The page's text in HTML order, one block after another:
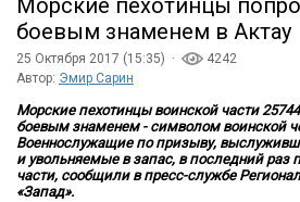
Морские пехотинцы
боевым знаменем в Актау
25 Октября 2017 (15:35) ·
4242
Автор: Эмир Сарин
Морские пехотинцы воинской части
боевым знаменем - символом воинской
Военнослужащие по призыву,
и увольняемые в запас, в последний раз
части, сообщили в пресс-службе
«Запад».